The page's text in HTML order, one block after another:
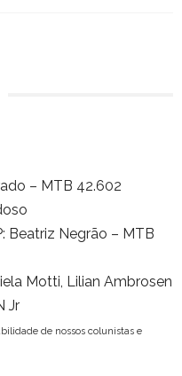
– MTB 42.602
Beatriz Negrão – MTB
Motti, Lilian Ambrosen
Jr
de nossos colunistas e